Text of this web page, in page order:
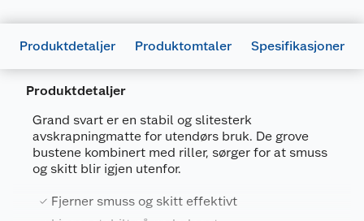
Produktdetaljer Produktomtaler Spesifikasjoner
Produktdetaljer
Grand svart er en stabil og slitesterk
avskrapningmatte for utendørs bruk. De grove
bustene kombinert med riller, sørger for at smuss
og skitt blir igjen utenfor.
Fjerner smuss og skitt effektivt
Artikkelnummer
8718754878319
Leverandørens artikkelnummer
25381